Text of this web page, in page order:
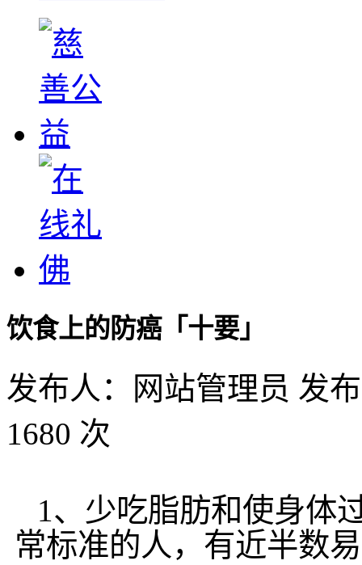
饮食上的防癌「十要」
发布人：网站管理员 发
1680 次
1、少吃脂肪和使身体
常标准的人，有近半数